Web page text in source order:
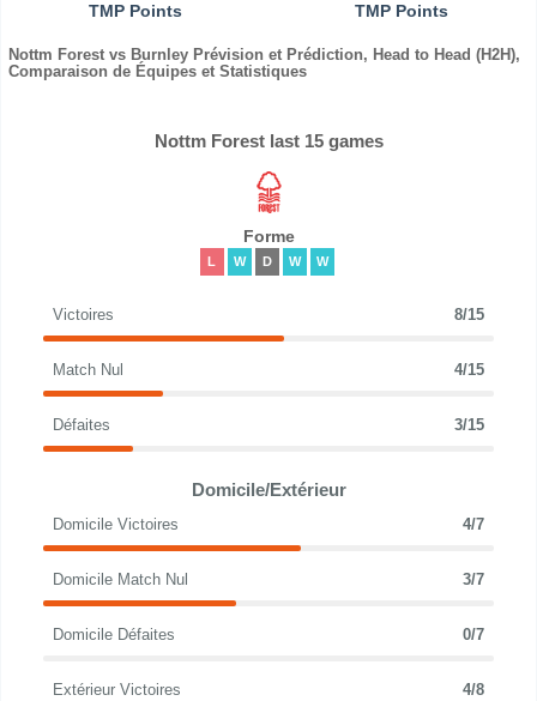
TMP Points TMP Points
Nottm Forest vs Burnley Prévision et Prédiction, Head to Head (H2H),
Comparaison de Équipes et Statistiques
Nottm Forest last 15 games
Forme
L W D W W
Victoires 8/15
Match Nul 4/15
Défaites 3/15
Domicile/Extérieur
Domicile Victoires 4/7
Domicile Match Nul 3/7
Domicile Défaites 0/7
Extérieur Victoires 4/8